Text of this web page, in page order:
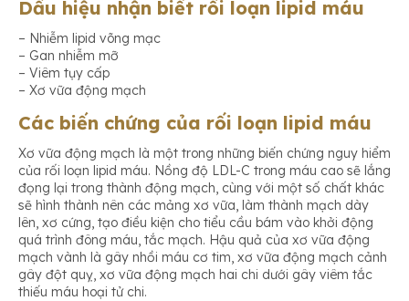
Dấu hiệu nhận biết rối loạn lipid máu
– Nhiễm lipid võng mạc
– Gan nhiễm mỡ
– Viêm tụy cấp
– Xơ vữa động mạch
Các biến chứng của rối loạn lipid máu
Xơ vữa động mạch là một trong những biến chứng nguy hiểm
của rối loạn lipid máu. Nồng độ LDL-C trong máu cao sẽ lắng
đọng lại trong thành động mạch, cùng với một số chất khác
sẽ hình thành nên các mảng xơ vữa, làm thành mạch dày
lên, xơ cứng, tạo điều kiện cho tiểu cầu bám vào khởi động
quá trình đông máu, tắc mạch. Hậu quả của xơ vữa động
mạch vành là gây nhồi máu cơ tim, xơ vữa động mạch cảnh
gây đột quỵ, xơ vữa động mạch hai chi dưới gây viêm tắc
thiếu máu hoại tử chi.